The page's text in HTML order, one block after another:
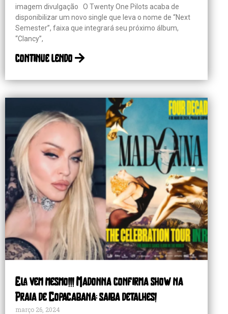
imagem divulgação O Twenty One Pilots acaba de
disponibilizar um novo single que leva o nome de “Next
Semester”, faixa que integrará seu próximo álbum,
“Clancy”,
continue lendo
Ela vem mesmo!!! Madonna confirma show na
Praia de Copacabana; saiba detalhes!
março 26, 2024